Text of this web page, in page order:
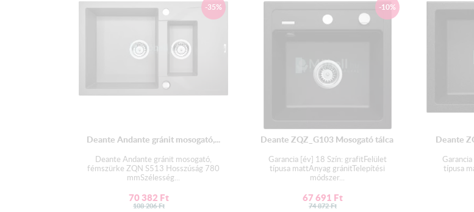
-35%
Deante Andante gránit mosogató,...
Deante Andante gránit mosogató,
fémszürke ZQN S513 Hosszúság 780
mmSzélesség...
70 382 Ft
108 206Ft
-10%
Deante ZQZ_G103 Mosogató tálca
Garancia [év] 18 Szín: grafitFelület
típusa mattAnyag gránitTelepítési
módszer...
67 691 Ft
74 872Ft
Deante
típusa